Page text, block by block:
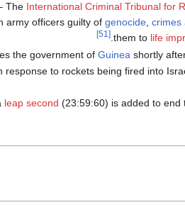
The International Criminal Tribunal for
army officers guilty of genocide, crimes
them to life
.
[51]
the government of Guinea shortly
response to rockets being fired into
leap second (23:59:60) is added to end